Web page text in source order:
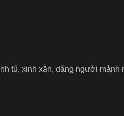
tú, xinh xắn, dáng người